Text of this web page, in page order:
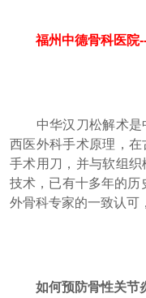
福州中德骨科医院--
中华汉刀松解术是
西医外科手术原理，
手术用刀，并与软组织
技术，已有十多年的历
外骨科专家的一致认可
如何预防骨性关节